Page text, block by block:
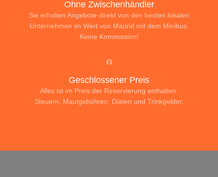
Ohne Zwischenhändler
Sie erhalten Angebote direkt von den besten lokalen
Unternehmen im Wert von Madrid mit dem Minibus.
Keine Kommission!
Geschlossener Preis
Alles ist im Preis der Reservierung enthalten:
Steuern, Mautgebühren, Diäten und Trinkgelder.